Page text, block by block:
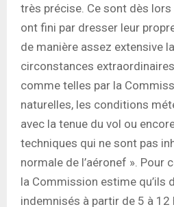
très précise. Ce sont dès
ont fini par dresser leur
de manière assez extensive
circonstances
comme telles par la
naturelles, les conditions
avec la tenue du vol ou
techniques qui ne sont pas
normale de l’aéronef ». Pour
la Commission estime qu’ils
indemnisés à partir de 5 à 12